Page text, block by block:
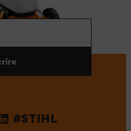
#STIHL